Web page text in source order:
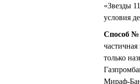
«Звезды
условия
Способ №
только
Мираф-